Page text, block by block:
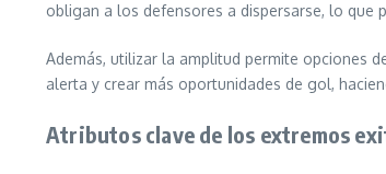
obligan a los defensores a dispersarse, lo que
Además, utilizar la amplitud permite opciones
alerta y crear más oportunidades de gol,
Atributos clave de los extremos